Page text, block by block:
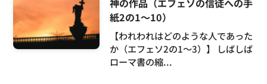
神の作品（エフェソの信徒への手
紙2の1～10）
【われわれはどのような人であった
か（エフェソ2の1～3）】 しばしば
ローマ書の縮...